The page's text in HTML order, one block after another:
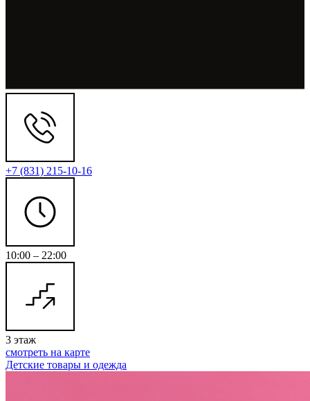
+7 (831) 215-10-16
10:00 – 22:00
3 этаж
смотреть на карте
Детские товары и одежда